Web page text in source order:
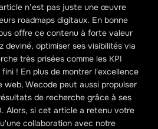
n’est pas juste une œuvre
roadmaps digitaux. En bonne
offre ce contenu à forte valeur
deviné, optimiser ses visibilités via
très prisées comme les KPI
! En plus de montrer l'excellence
Wecode peut aussi propulser
de recherche grâce à ses
Alors, si cet article a retenu votre
collaboration avec notre